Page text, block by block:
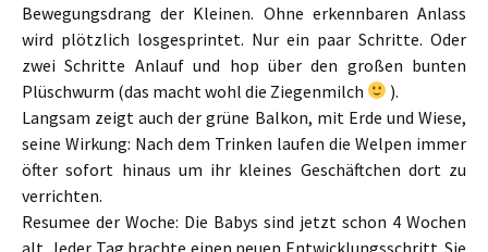
Bewegungsdrang der Kleinen. Ohne erkennbaren Anlass
wird plötzlich losgesprintet. Nur ein paar Schritte. Oder
zwei Schritte Anlauf und hop über den großen bunten
Plüschwurm (das macht wohl die Ziegenmilch
).
Langsam zeigt auch der grüne Balkon, mit Erde und Wiese,
seine Wirkung: Nach dem Trinken laufen die Welpen immer
öfter sofort hinaus um ihr kleines Geschäftchen dort zu
verrichten.
Resumee der Woche: Die Babys sind jetzt schon 4 Wochen
alt. Jeder Tag brachte einen neuen Entwicklungsschritt. Sie